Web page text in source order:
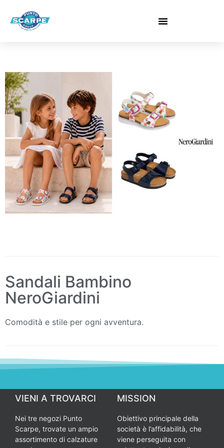
Sandali Bambino
NeroGiardini
Comodità e stile per ogni avventura.
VIENI A TROVARCI
Nei tre negozi Punto
Scarpe, trovate un ampio
assortimento di calzature
MISSION
Obiettivo principale della
società è l’affidabilità, che
viene perseguita con